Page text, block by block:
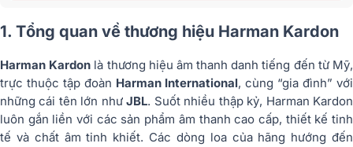
1. Tổng quan về thương hiệu Harman Kardon
Harman Kardon là thương hiệu âm thanh danh tiếng đến từ Mỹ,
trực thuộc tập đoàn Harman International, cùng “gia đình” với
những cái tên lớn nhưJBL. Suốt nhiều thập kỷ, Harman Kardon
luôn gắn liền với các sản phẩm âm thanh cao cấp, thiết kế tinh
tế và chất âm tinh khiết. Các dòng loa của hãng hướng đến